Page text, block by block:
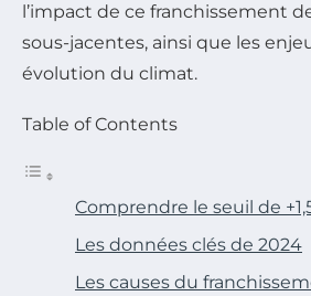
l’impact de ce franchissement
sous-jacentes, ainsi que les
évolution du climat.
Table of Contents
Comprendre le seuil de
Les données clés de 2024
Les causes du